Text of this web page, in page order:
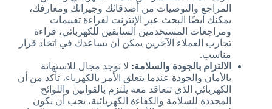
المراجع والتوصيات من أصدقائك وجيرانك ومعارفك،
يمكنك أيضًا البحث عبر الإنترنت لقراءة تقييمات
ومراجعات المستخدمين السابقين للكهربائي، قراءة
تجارب العملاء الآخرين يمكن أن يساعدك في اتخاذ قرار
مناسب.
الالتزام بالجودة والسلامة: لا توجد مجال للاستهانة
بالأمان والجودة عندما يتعلق الأمر بالكهرباء، تأكد من أن
الكهربائي الذي تتعاقد معه يلتزم بالقوانين واللوائح
المحددة للسلامة والكفاءة الكهربائية، يجب أن يكون